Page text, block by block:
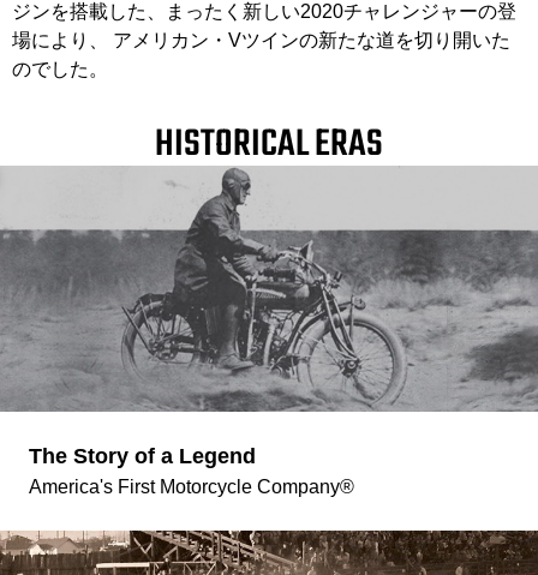
ジンを搭載した、まったく新しい2020チャレンジャーの登
場により、 アメリカン・Vツインの新たな道を切り開いた
のでした。
HISTORICAL ERAS
The Story of a Legend
America's First Motorcycle Company®